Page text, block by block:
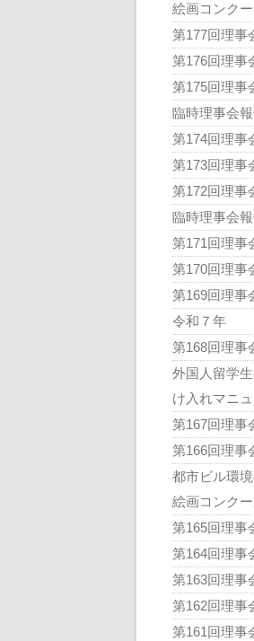
絵画コンク
第177回理事
第176回理事
第175回理事
臨時理事会
第174回理事
第173回理事
第172回理事
臨時理事会
第171回理事
第170回理事
第169回理事
令和７年
第168回理事
外国人留学
け入れマニ
第167回理事
第166回理事
都市ビル環
絵画コンク
第165回理事
第164回理事
第163回理事
第162回理事
第161回理事